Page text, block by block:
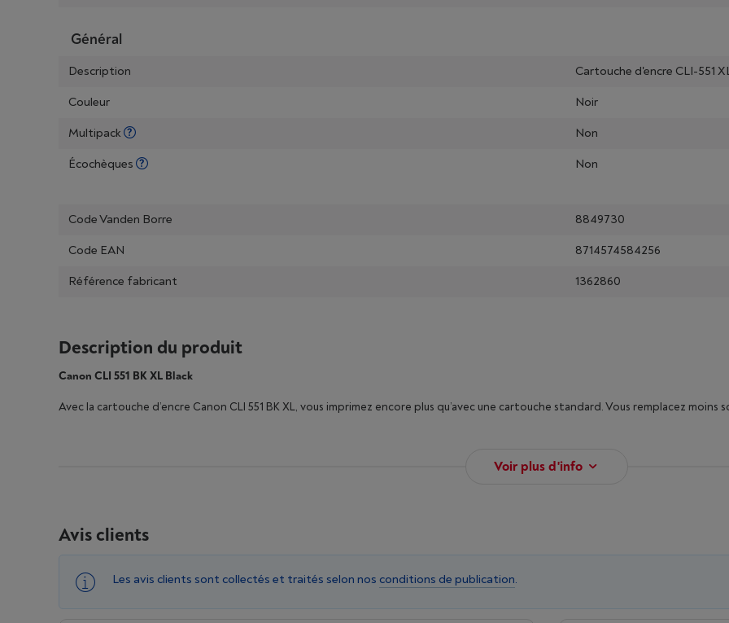
Général
Description
Cartouche d'encre CLI-551
Couleur
Noir
Multipack
Non
Écochèques
Non
Code Vanden Borre
8849730
Code EAN
8714574584256
Référence fabricant
1362860
Description du produit
Canon CLI 551 BK XL Black
Avec la cartouche d’encre Canon CLI 551 BK XL, vous imprimez encore plus qu’avec une cartouche standard. Vous remplacez
Voir plus d'info
Avis clients
Les avis clients sont collectés et traités selon nos conditions de publication.